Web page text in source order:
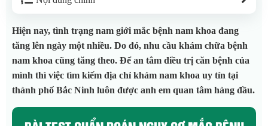
Hiện nay, tình trạng nam giới mắc bệnh nam khoa đang
tăng lên ngày một nhiều. Do đó, nhu cầu khám chữa bệnh
nam khoa cũng tăng theo. Để an tâm điều trị căn bệnh của
mình thì việc tìm kiếm địa chỉ khám nam khoa uy tín tại
thành phố Bắc Ninh luôn được anh em quan tâm hàng đầu.